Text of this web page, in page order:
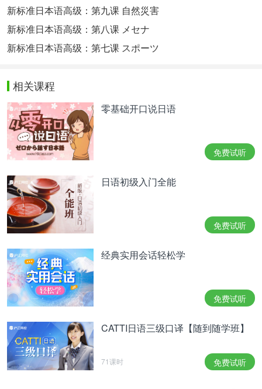
督导全程伴学
所谓知己知彼百战不殆，我们一定要认识到自己所掌
握的知识点，通过不断的学习补充来完善自己的日语
力的一个标准，所以你应该知道如何去提高了吧!
相关热点：日语阅读 对不起日语
新标准日本语高级：第九课 自然災害
新标准日本语高级：第八课 メセナ
新标准日本语高级：第七课 スポーツ
相关课程
零基础开口说日语
免费试听
日语初级入门全能
免费试听
经典实用会话轻松学
免费试听
CATTI日语三级口译【随到随学班】
71课时 免费试听